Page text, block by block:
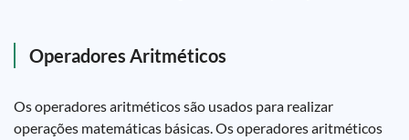
Operadores Aritméticos
Os operadores aritméticos são usados para realizar
operações matemáticas básicas. Os operadores aritméticos